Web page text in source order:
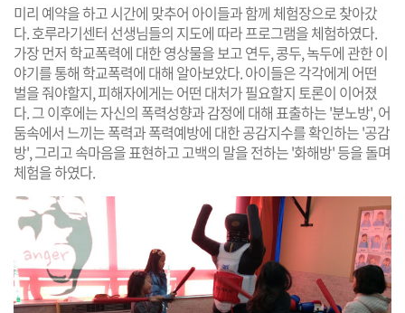
미리 예약을 하고 시간에 맞추어 아이들과 함께 체험장으로 찾아갔
다. 호루라기센터 선생님들의 지도에 따라 프로그램을 체험하였다.
가장 먼저 학교폭력에 대한 영상물을 보고 연두, 콩두, 녹두에 관한 이
야기를 통해 학교폭력에 대해 알아보았다. 아이들은 각각에게 어떤
벌을 줘야할지, 피해자에게는 어떤 대처가 필요할지 토론이 이어졌
다. 그 이후에는 자신의 폭력성향과 감정에 대해 표출하는 '분노방', 어
둠속에서 느끼는 폭력과 폭력예방에 대한 공감지수를 확인하는 '공감
방', 그리고 속마음을 표현하고 고백의 말을 전하는 '화해방' 등을 돌며
체험을 하였다.